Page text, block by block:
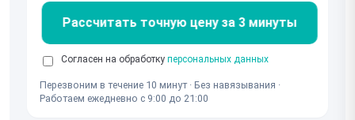
Рассчитать точную цену за 3 минуты
Согласен на обработку персональных данных
Перезвоним в течение 10 минут · Без навязывания ·
Работаем ежедневно с 9:00 до 21:00